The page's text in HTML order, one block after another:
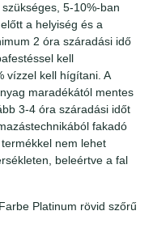
5-10%-ban
a helyiség és a
2 óra száradási idő
kell
vízzel kell hígítani. A
maradékától mentes
3-4 óra száradási időt
fakadó
nem lehet
beleértve a fal
Platinum rövid szőrű